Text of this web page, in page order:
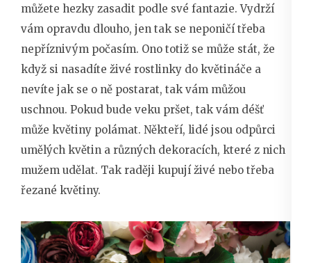
můžete hezky zasadit podle své fantazie. Vydrží
vám opravdu dlouho, jen tak se neponičí třeba
nepříznivým počasím. Ono totiž se může stát, že
když si nasadíte živé rostlinky do květináče a
nevíte jak se o ně postarat, tak vám můžou
uschnou. Pokud bude veku pršet, tak vám déšť
může květiny polámat. Někteří, lidé jsou odpůrci
umělých květin a různých dekoracích, které z nich
mužem udělat. Tak raději kupují živé nebo třeba
řezané květiny.